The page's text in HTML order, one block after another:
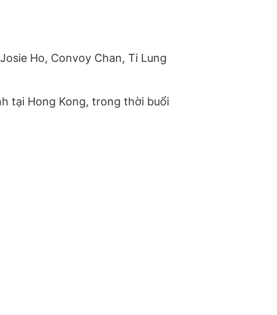
Ho, Convoy Chan, Ti Lung
tại Hong Kong, trong thời buổi